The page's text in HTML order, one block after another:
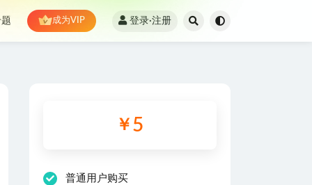
成为VIP 登录·注册
￥ 5
普通用户购买